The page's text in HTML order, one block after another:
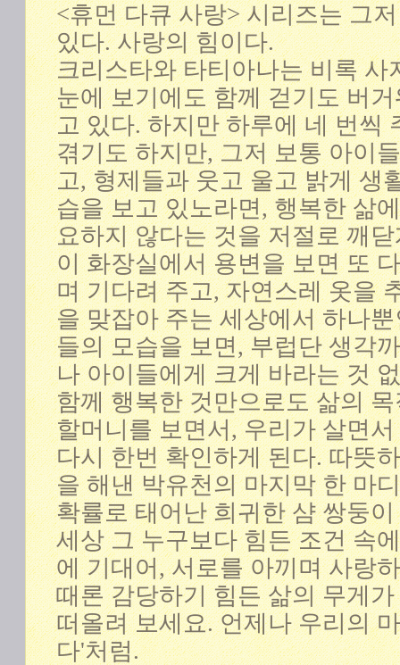
<휴먼 다큐 사랑> 시리즈는 그
있다. 사랑의 힘이다.
크리스타와 타티아나는 비록 사
눈에 보기에도 함께 걷기도 버
고 있다. 하지만 하루에 네 번씩
겪기도 하지만, 그저 보통 아이
고, 형제들과 웃고 울고 밝게 생
습을 보고 있노라면, 행복한 삶
요하지 않다는 것을 저절로 깨
이 화장실에서 용변을 보면 또
며 기다려 주고, 자연스레 옷을
을 맞잡아 주는 세상에서 하나
들의 모습을 보면, 부럽단 생각
나 아이들에게 크게 바라는 것
함께 행복한 것만으로도 삶의
할머니를 보면서, 우리가 살면
다시 한번 확인하게 된다. 따뜻
을 해낸 박유천의 마지막 한 마
확률로 태어난 희귀한 샴 쌍둥
세상 그 누구보다 힘든 조건 속
에 기대어, 서로를 아끼며 사랑
때론 감당하기 힘든 삶의 무게
떠올려 보세요. 언제나 우리의
다'처럼.